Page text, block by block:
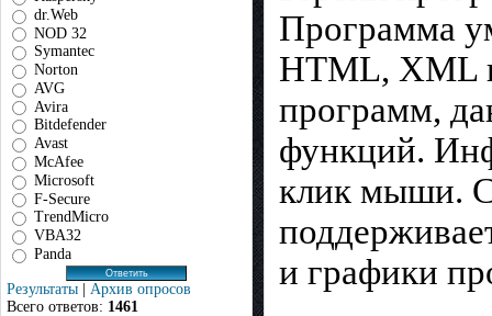
dr.Web
NOD 32
Symantec
Norton
AVG
Avira
Bitdefender
Avast
McAfee
Microsoft
F-Secure
TrendMicro
VBA32
Panda
Результаты | Архив опросов
Всего ответов: 1461
Программа
HTML, XML
программ,
функций.
клик мыши.
и графики